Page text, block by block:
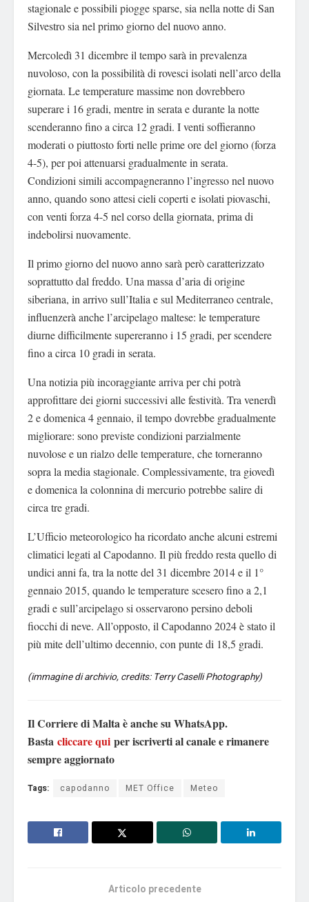
stagionale e possibili piogge sparse, sia nella notte di San
Silvestro sia nel primo giorno del nuovo anno.
Mercoledì 31 dicembre il tempo sarà in prevalenza
nuvoloso, con la possibilità di rovesci isolati nell’arco della
giornata. Le temperature massime non dovrebbero
superare i 16 gradi, mentre in serata e durante la notte
scenderanno fino a circa 12 gradi. I venti soffieranno
moderati o piuttosto forti nelle prime ore del giorno (forza
4-5), per poi attenuarsi gradualmente in serata.
Condizioni simili accompagneranno l’ingresso nel nuovo
anno, quando sono attesi cieli coperti e isolati piovaschi,
con venti forza 4-5 nel corso della giornata, prima di
indebolirsi nuovamente.
Il primo giorno del nuovo anno sarà però caratterizzato
soprattutto dal freddo. Una massa d’aria di origine
siberiana, in arrivo sull’Italia e sul Mediterraneo centrale,
influenzerà anche l’arcipelago maltese: le temperature
diurne difficilmente supereranno i 15 gradi, per scendere
fino a circa 10 gradi in serata.
Una notizia più incoraggiante arriva per chi potrà
approfittare dei giorni successivi alle festività. Tra venerdì
2 e domenica 4 gennaio, il tempo dovrebbe gradualmente
migliorare: sono previste condizioni parzialmente
nuvolose e un rialzo delle temperature, che torneranno
sopra la media stagionale. Complessivamente, tra giovedì
e domenica la colonnina di mercurio potrebbe salire di
circa tre gradi.
L’Ufficio meteorologico ha ricordato anche alcuni estremi
climatici legati al Capodanno. Il più freddo resta quello di
undici anni fa, tra la notte del 31 dicembre 2014 e il 1°
gennaio 2015, quando le temperature scesero fino a 2,1
gradi e sull’arcipelago si osservarono persino deboli
fiocchi di neve. All’opposto, il Capodanno 2024 è stato il
più mite dell’ultimo decennio, con punte di 18,5 gradi.
(immagine di archivio, credits: Terry Caselli Photography)
Il Corriere di Malta è anche su WhatsApp.
Basta cliccare qui per iscriverti al canale e rimanere
sempre aggiornato
Tags: capodanno MET Office Meteo
Articolo precedente